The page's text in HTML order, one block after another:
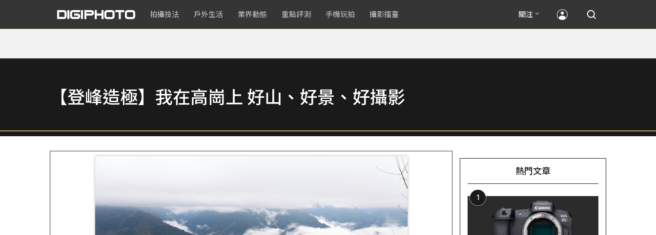
拍攝技法 戶外生活 業界動態 重點評測 手機玩拍 攝影擂臺 關注
【登峰造極】我在高崗上 好山、好景、好攝影
熱門文章
1